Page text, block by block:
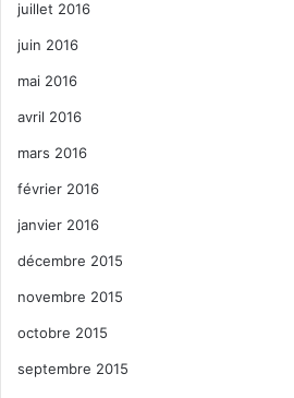
juillet 2016
juin 2016
mai 2016
avril 2016
mars 2016
février 2016
janvier 2016
décembre 2015
novembre 2015
octobre 2015
septembre 2015